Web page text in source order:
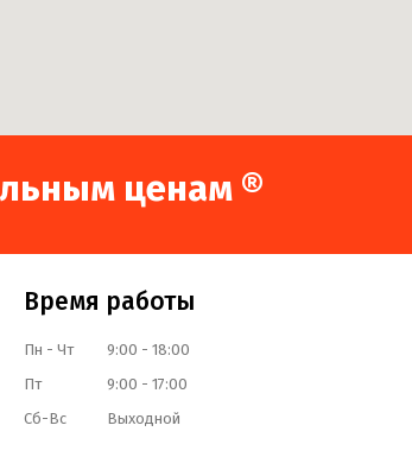
ценам ®
Время работы
Пн - Чт
9:00 - 18:00
Пт
9:00 - 17:00
Сб-Вс
Выходной